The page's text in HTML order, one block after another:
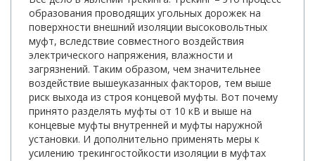
образования проводящих угольных дорожек на
поверхности внешний изоляции высоковольтных
муфт, вследствие совместного воздействия
электрического напряжения, влажности и
загрязнений. Таким образом, чем значительнее
воздействие вышеуказанных факторов, тем выше
риск выхода из строя концевой муфты. Вот почему
принято разделять муфты от 10 кВ и выше на
концевые муфты внутренней и муфты наружной
установки. И дополнительно применять меры к
усилению трекингостойкости изоляции в муфтах